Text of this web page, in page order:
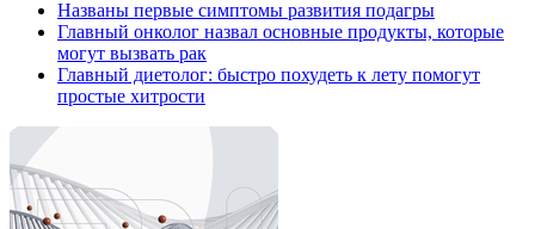
Названы первые симптомы развития подагры
Главный онколог назвал основные продукты, которые
могут вызвать рак
Главный диетолог: быстро похудеть к лету помогут
простые хитрости